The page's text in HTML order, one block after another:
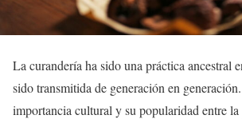
La curandería ha sido una práctica ancestral
sido transmitida de generación en
importancia cultural y su popularidad entre la